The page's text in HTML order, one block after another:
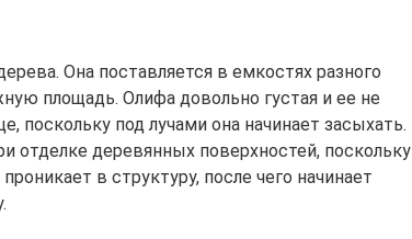
Она поставляется в емкостях разного
площадь. Олифа довольно густая и ее не
поскольку под лучами она начинает засыхать.
отделке деревянных поверхностей, поскольку
в структуру, после чего начинает